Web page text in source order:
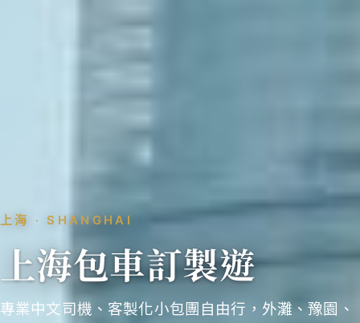
上海 ‧ SHANGHAI
上海包車訂製遊
專業中文司機、客製化小包團自由行，外灘、豫園、